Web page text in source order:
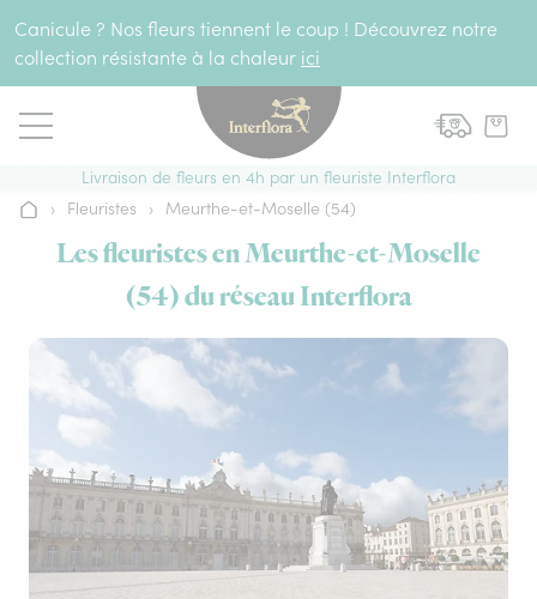
Canicule ? Nos fleurs tiennent le coup ! Découvrez notre
collection résistante à la chaleur ici
Livraison de fleurs en 4h par un fleuriste Interflora
Accueil
› Fleuristes › Meurthe-et-Moselle (54)
Les fleuristes en Meurthe-et-Moselle
(54) du réseau Interflora